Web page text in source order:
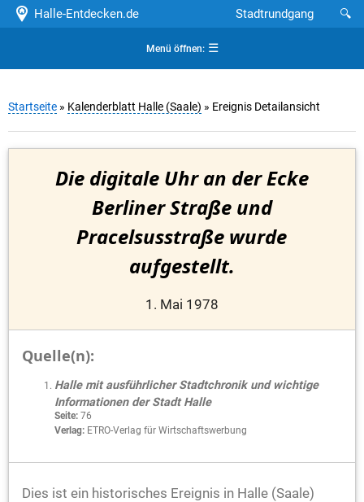
Halle-Entdecken.de 🔍
Stadtrundgang
Menü öffnen:☰
Startseite » Kalenderblatt Halle (Saale) » Ereignis Detailansicht
Die digitale Uhr an der Ecke
Berliner Straße und
Pracelsusstraße wurde
aufgestellt.
1. Mai 1978
Quelle(n):
Halle mit ausführlicher Stadtchronik und wichtige
Informationen der Stadt Halle
Seite: 76
Verlag: ETRO-Verlag für Wirtschaftswerbung
Dies ist ein historisches Ereignis in Halle (Saale)